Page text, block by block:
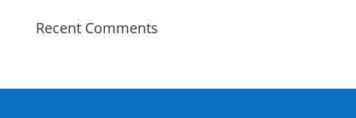
Recent Comments